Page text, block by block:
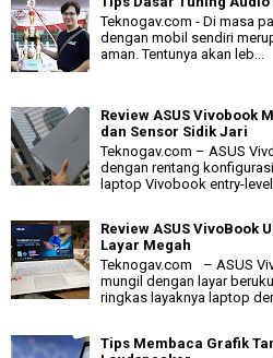
Teknogav.com - Di masa
dengan mobil sendiri
aman. Tentunya akan leb...
Review ASUS Vivobook
dan Sensor Sidik Jari
Teknogav.com – ASUS
dengan rentang
laptop Vivobook entry-level .
Review ASUS VivoBook
Layar Megah
Teknogav.com – ASUS
mungil dengan layar
ringkas layaknya laptop
Tips Membaca Grafik